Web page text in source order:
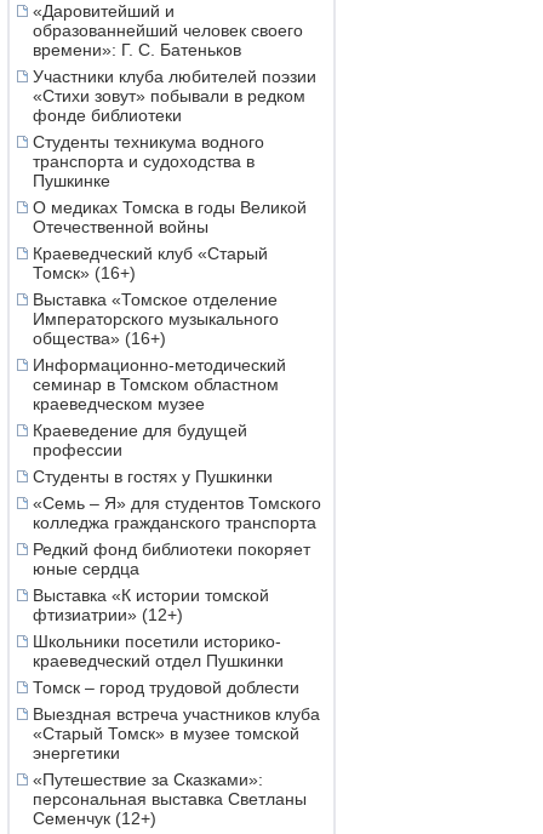
«Даровитейший и
образованнейший человек своего
времени»: Г. С. Батеньков
Участники клуба любителей поэзии
«Стихи зовут» побывали в редком
фонде библиотеки
Студенты техникума водного
транспорта и судоходства в
Пушкинке
О медиках Томска в годы Великой
Отечественной войны
Краеведческий клуб «Старый
Томск» (16+)
Выставка «Томское отделение
Императорского музыкального
общества» (16+)
Информационно-методический
семинар в Томском областном
краеведческом музее
Краеведение для будущей
профессии
Студенты в гостях у Пушкинки
«Семь – Я» для студентов Томского
колледжа гражданского транспорта
Редкий фонд библиотеки покоряет
юные сердца
Выставка «К истории томской
фтизиатрии» (12+)
Школьники посетили историко-
краеведческий отдел Пушкинки
Томск – город трудовой доблести
Выездная встреча участников клуба
«Старый Томск» в музее томской
энергетики
«Путешествие за Сказками»:
персональная выставка Светланы
Семенчук (12+)